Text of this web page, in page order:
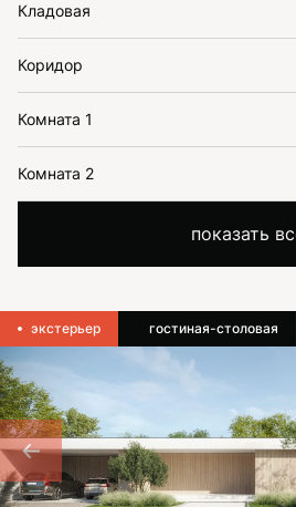
Кладовая
Коридор
Комната 1
Комната 2
показать
экстерьер гостиная-столовая